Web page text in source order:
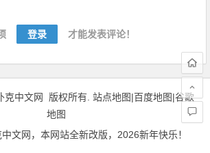
登录 才能发表评论！
克中文网 版权所有. 站点地图|百度地图|谷歌
地图
文网 ，本网站全新改版，2026新年快乐！